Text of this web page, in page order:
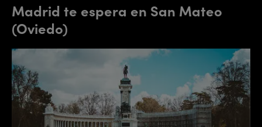
Madrid te espera en San Mateo
(Oviedo)